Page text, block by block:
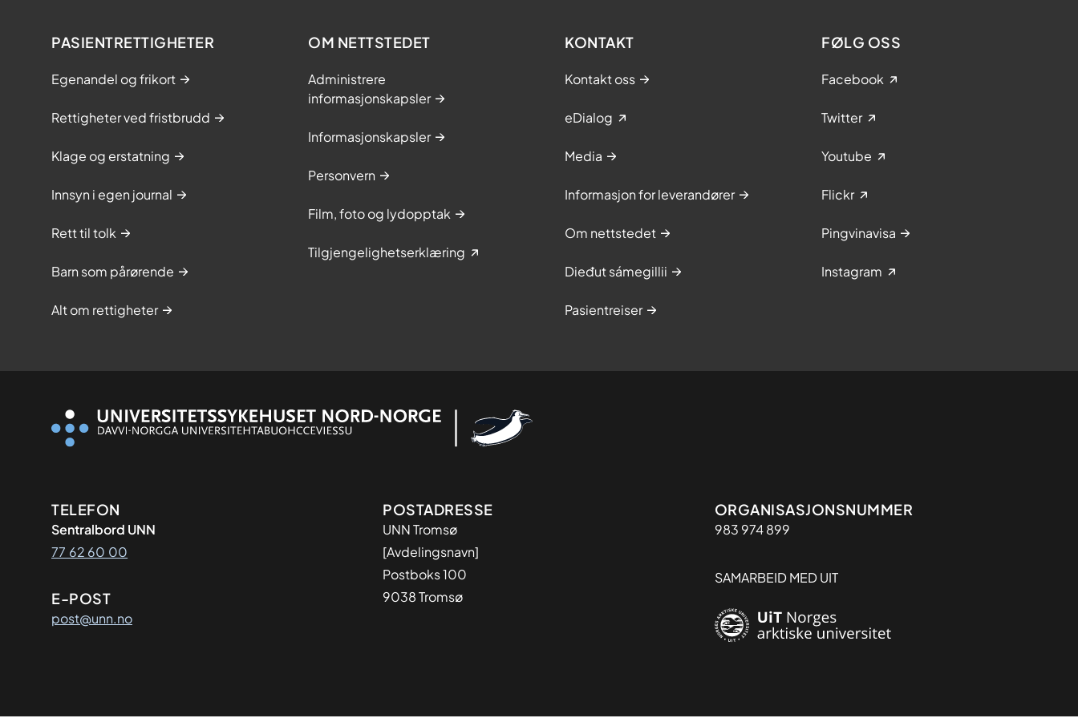
PASIENTRETTIGHETER
Egenandel og frikort
Rettigheter ved fristbrudd
Klage og erstatning
Innsyn i egen journal
Rett til tolk
Barn som pårørende
Alt om rettigheter
OM NETTSTEDET
Administrere
informasjonskapsler
Informasjonskapsler
Personvern
Film, foto og lydopptak
Tilgjengelighetserklæring
KONTAKT
Kontakt oss
eDialog
Media
Informasjon for leverandører
Om nettstedet
Dieđut sámegillii
Pasientreiser
FØLG OSS
Facebook
Twitter
Youtube
Flickr
Pingvinavisa
Instagram
Kontaktinformasjon
TELEFON
Sentralbord UNN
77 62 60 00
E-POST
post@unn.no
Adresse
POSTADRESSE
UNN Tromsø
[Avdelingsnavn]
Postboks 100
9038 Tromsø
Organisasjon
ORGANISASJONSNUMMER
983 974 899
SAMARBEID MED UIT